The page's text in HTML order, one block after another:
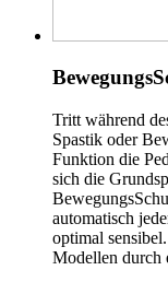
Tritt während
Spastik oder
Funktion die
sich die
automatisch
optimal
Modellen durch